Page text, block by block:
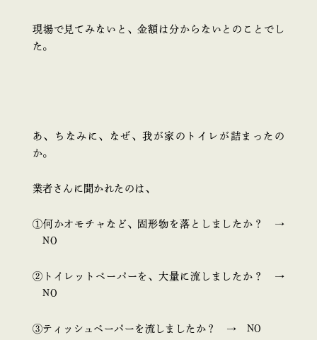
現場で見てみないと、金額は分からないとのことでし
た。
あ、ちなみに、なぜ、我が家のトイレが詰まったの
か。
業者さんに聞かれたのは、
①何かオモチャなど、固形物を落としましたか？ →
NO
②トイレットペーパーを、大量に流しましたか？ →
NO
③ティッシュペーパーを流しましたか？ → NO